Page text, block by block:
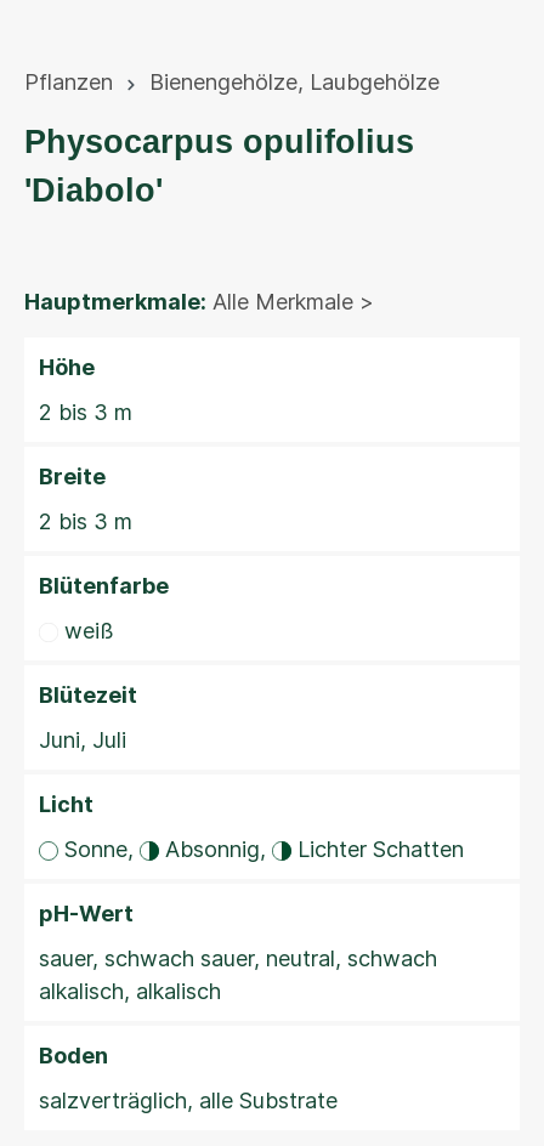
Pflanzen Bienengehölze, Laubgehölze
Physocarpus opulifolius
'Diabolo'
Hauptmerkmale: Alle Merkmale >
Höhe
2 bis 3 m
Breite
2 bis 3 m
Blütenfarbe
weiß
Blütezeit
Juni, Juli
Licht
Sonne,
Absonnig, Lichter Schatten
pH-Wert
sauer, schwach sauer, neutral, schwach
alkalisch, alkalisch
Boden
salzverträglich, alle Substrate